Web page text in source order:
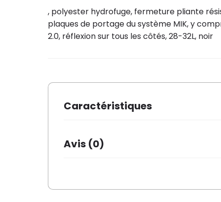
, polyester hydrofuge, fermeture pliante
plaques de portage du système MIK, y
2.0, réflexion sur tous les côtés, 28-32L, noir
Caractéristiques
Marque
Matriel de base
Avis (0)